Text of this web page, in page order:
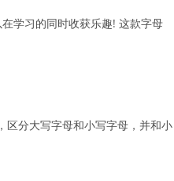
学习的同时收获乐趣! 这款字母
区分大写字母和小写字母，并和小